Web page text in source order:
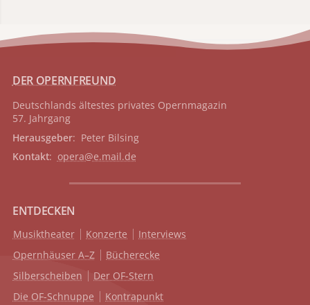
DER OPERNFREUND
Deutschlands ältestes privates Opernmagazin
57. Jahrgang
Herausgeber: Peter Bilsing
Kontakt: opera@e.mail.de
ENTDECKEN
Musiktheater Konzerte
Interviews
Opernhäuser A–Z
Bücherecke
Silberscheiben
Der OF-Stern
Die OF-Schnuppe
Kontrapunkt